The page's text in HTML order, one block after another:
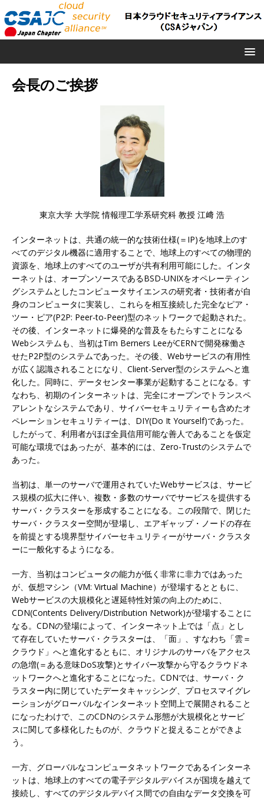
会長のご挨拶
東京大学 大学院 情報理工学系研究科 教授 江﨑 浩
インターネットは、共通の統一的な技術仕様(＝IP)を地球上のす
べてのデジタル機器に適用することで、地球上のすべての物理的
資源を、地球上のすべてのユーザが共有利用可能にした。インタ
ーネットは、オープンソースであるBSD-UNIXをオペレーティン
グシステムとしたコンピュータサイエンスの研究者・技術者が自
身のコンピュータに実装し、これらを相互接続した完全なピア・
ツー・ピア(P2P: Peer-to-Peer)型のネットワークで起動された。
その後、インターネットに爆発的な普及をもたらすことになる
Webシステムも、当初はTim Berners LeeがCERNで開発稼働さ
せたP2P型のシステムであった。その後、Webサービスの有用性
が広く認識されることになり、Client-Server型のシステムへと進
化した。同時に、データセンター事業が起動することになる。す
なわち、初期のインターネットは、完全にオープンでトランスペ
アレントなシステムであり、サイバーセキュリティーも含めたオ
ペレーションセキュリティーは、DIY(Do It Yourself)であった。
したがって、利用者がほぼ全員信用可能な善人であることを仮定
可能な環境ではあったが、基本的には、Zero-Trustのシステムで
あった。
当初は、単一のサーバで運用されていたWebサービスは、サービ
ス規模の拡大に伴い、複数・多数のサーバでサービスを提供する
サーバ・クラスターを形成することになる。この段階で、閉じた
サーバ・クラスター空間が登場し、エアギャップ・ノードの存在
を前提とする境界型サイバーセキュリティーがサーバ・クラスタ
ーに一般化するようになる。
一方、当初はコンピュータの能力が低く非常に非力ではあった
が、仮想マシン（VM: Virtual Machine）が登場するとともに、
Webサービスの大規模化と遅延特性対策の向上のために、
CDN(Contents Delivery/Distribution Network)が登場することに
なる。CDNの登場によって、インターネット上では「点」とし
て存在していたサーバ・クラスターは、「面」、すなわち「雲＝
クラウド」へと進化するともに、オリジナルのサーバをアクセス
の急増(＝ある意味DoS攻撃)とサイバー攻撃から守るクラウドネ
ットワークへと進化することになった。CDNでは、サーバ・ク
ラスター内に閉じていたデータキャッシング、プロセスマイグレ
ーションがグローバルなインターネット空間上で展開されること
になったわけで、このCDNのシステム形態が大規模化とサービ
スに関して多様化したものが、クラウドと捉えることができよ
う。
一方、グローバルなコンピュータネットワークであるインターネ
ットは、地球上のすべての電子デジタルデバイスが国境を越えて
接続し、すべてのデジタルデバイス間での自由なデータ交換を可